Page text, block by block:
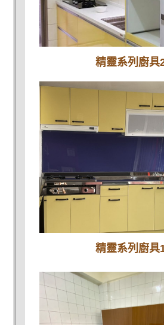
精靈系列廚具
精靈系列廚具